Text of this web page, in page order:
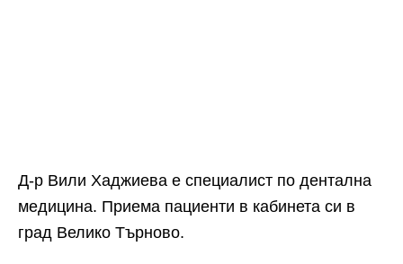
Д-р Вили Хаджиева е специалист по дентална
медицина. Приема пациенти в кабинета си в
град Велико Търново.